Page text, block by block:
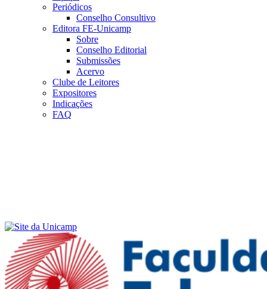
Periódicos
Conselho Consultivo
Editora FE-Unicamp
Sobre
Conselho Editorial
Submissões
Acervo
Clube de Leitores
Expositores
Indicações
FAQ